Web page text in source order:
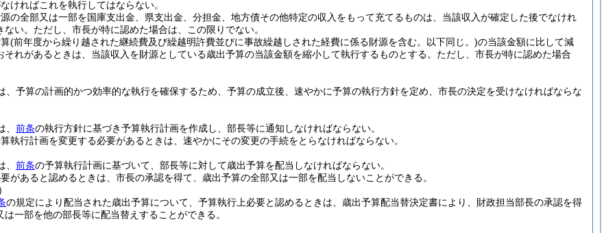
ければこれを執行してはならない。
の全部又は一部を国庫支出金、県支出金、分担金、地方債その他特定の収入をもって充てるものは、当該収入が確定した後でなけれ
い。 ただし、市長が特に認めた場合は、この限りでない。
(前年度から繰り越された継続費及び繰越明許費並びに事故繰越しされた経費に係る財源を含む。以下同じ。)の当該金額に比して減
それがあるときは、当該収入を財源としている歳出予算の当該金額を縮小して執行するものとする。 ただし、市長が特に認めた場合
、予算の計画的かつ効率的な執行を確保するため、予算の成立後、速やかに予算の執行方針を定め、市長の決定を受けなければならな
前条の執行方針に基づき予算執行計画を作成し、部長等に通知しなければならない。
執行計画を変更する必要があるときは、速やかにその変更の手続をとらなければならない。
前条の予算執行計画に基づいて、部長等に対して歳出予算を配当しなければならない。
があると認めるときは、市長の承認を得て、歳出予算の全部又は一部を配当しないことができる。
の規定により配当された歳出予算について、予算執行上必要と認めるときは、歳出予算配当替決定書により、財政担当部長の承認を得
一部を他の部長等に配当替えすることができる。